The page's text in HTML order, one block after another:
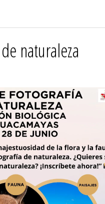
naturaleza